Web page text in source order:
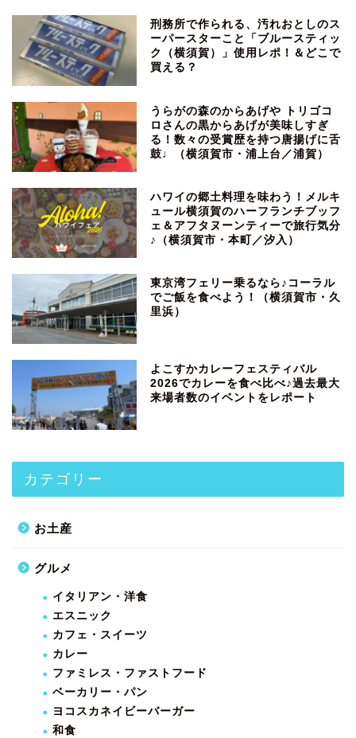
刑務所で作られる、汚れおとしのス
ーパースターこと「ブルースティッ
ク（横須賀）」使用レポ！＆どこで
買える？
うらがの森のからあげや トリゴコ
ロさんの黒からあげが美味しすぎ
る！数々の受賞歴を持つ唐揚げに舌
鼓♩（横須賀市・浦上台／浦賀）
ハワイの郷土料理を味わう！メルキ
ュール横須賀のハーフランチブッフ
ェ＆アフタヌーンティーで旅行気分
♪（横須賀市・本町／汐入）
東京湾フェリー乗るなら♪コーラル
でご飯を食べよう！（横須賀市・久
里浜）
よこすかカレーフェスティバル
2026でカレーを食べ比べ♪過去最大
来場者数のイベントをレポート
カテゴリー
お土産
グルメ
イタリアン・洋食
エスニック
カフェ・スイーツ
カレー
ファミレス・ファストフード
ベーカリー・パン
ヨコスカネイビーバーガー
和食